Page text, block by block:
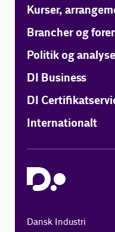
Kurser,
Brancher og
Politik og
DI Business
DI
Internationalt
Dansk Industri